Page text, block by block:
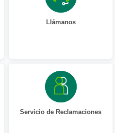
Llámanos
Servicio de Reclamaciones